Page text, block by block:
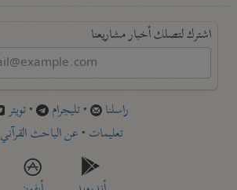
اشترك لتصلك أخبار مشاريعنا
راسلنا •تليجرام •تويتر
تعليمات •عن الباحث القرآني